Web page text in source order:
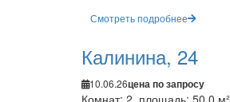
Смотреть подробнее
Калинина, 24
10.06.26цена по запросу
Комнат: 2, площадь: 50.0 м²